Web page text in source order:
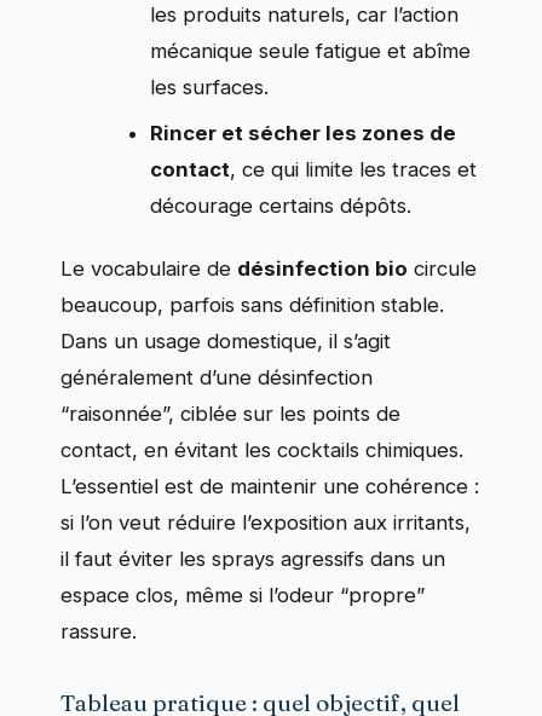
les produits naturels, car l’action
mécanique seule fatigue et abîme
les surfaces.
Rincer et sécher les zones de
contact, ce qui limite les traces et
décourage certains dépôts.
Le vocabulaire de désinfection bio circule
beaucoup, parfois sans définition stable.
Dans un usage domestique, il s’agit
généralement d’une désinfection
“raisonnée”, ciblée sur les points de
contact, en évitant les cocktails chimiques.
L’essentiel est de maintenir une cohérence :
si l’on veut réduire l’exposition aux irritants,
il faut éviter les sprays agressifs dans un
espace clos, même si l’odeur “propre”
rassure.
Tableau pratique : quel objectif, quel